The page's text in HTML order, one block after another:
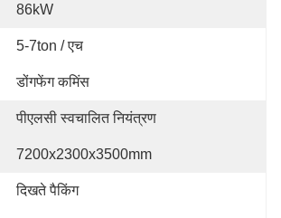
86kW
5-7ton / एच
डोंगफेंग कमिंस
पीएलसी स्वचालित नियंत्रण
7200x2300x3500mm
दिखते पैकिंग